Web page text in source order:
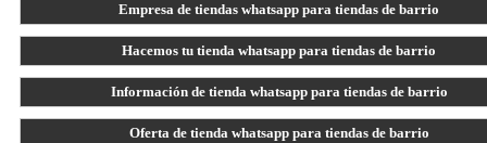
Empresa de tiendas whatsapp para tiendas de barrio
Hacemos tu tienda whatsapp para tiendas de barrio
Información de tienda whatsapp para tiendas de barrio
Oferta de tienda whatsapp para tiendas de barrio